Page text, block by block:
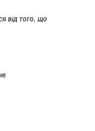
від того, що